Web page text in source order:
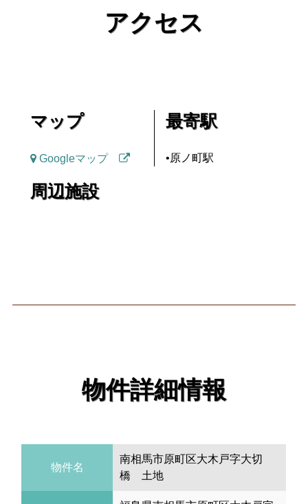
アクセス
マップ
Googleマップ
最寄駅
•原ノ町駅
周辺施設
物件詳細情報
物件名
南相馬市原町区大木戸字大切
橋 土地